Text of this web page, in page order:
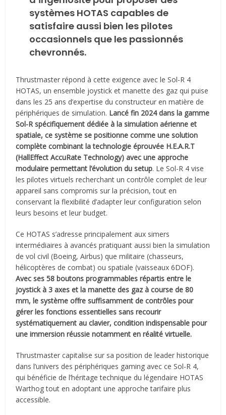
systèmes HOTAS capables de
satisfaire aussi bien les pilotes
occasionnels que les passionnés
chevronnés.
Thrustmaster répond à cette exigence avec le Sol-R 4
HOTAS, un ensemble joystick et manette des gaz qui puise
dans les 25 ans d’expertise du constructeur en matière de
périphériques de simulation. Lancé fin 2024 dans la gamme
Sol-R spécifiquement dédiée à la simulation aérienne et
spatiale, ce système se positionne comme une solution
complète combinant la technologie éprouvée H.E.A.R.T
(HallEffect AccuRate Technology) avec une approche
modulaire permettant l’évolution du setup. Le Sol-R 4 vise
les pilotes virtuels recherchant un contrôle complet de leur
appareil sans compromis sur la précision, tout en
conservant la flexibilité d’adapter leur configuration selon
leurs besoins et leur budget.
Ce HOTAS s’adresse principalement aux simers
intermédiaires à avancés pratiquant aussi bien la simulation
de vol civil (Boeing, Airbus) que militaire (chasseurs,
hélicoptères de combat) ou spatiale (vaisseaux 6DOF).
Avec ses 58 boutons programmables répartis entre le
joystick à 3 axes et la manette des gaz à course de 80
mm, le système offre suffisamment de contrôles pour
gérer les fonctions essentielles sans recourir
systématiquement au clavier, condition indispensable pour
une immersion réussie notamment en réalité virtuelle.
Thrustmaster capitalise sur sa position de leader historique
dans l’univers des périphériques gaming avec ce Sol-R 4,
qui bénéficie de l’héritage technique du légendaire HOTAS
Warthog tout en adoptant une approche tarifaire plus
accessible.